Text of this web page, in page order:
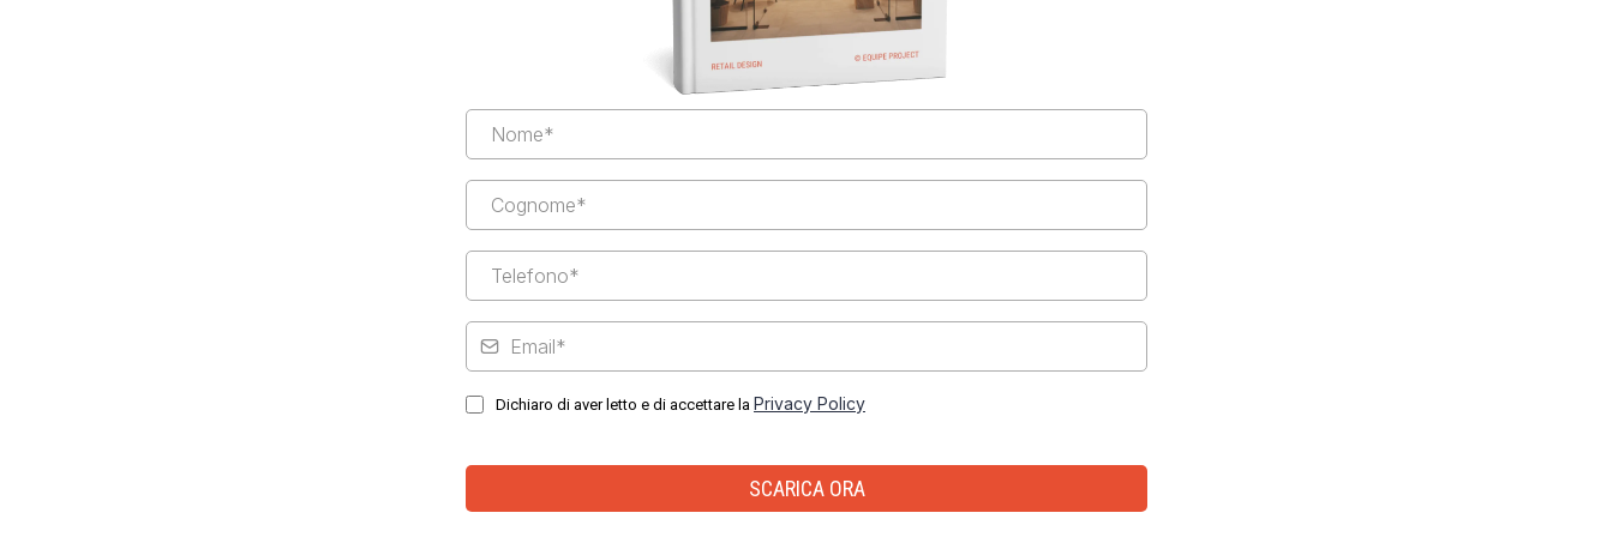
Dichiaro di aver letto e di accettare la Privacy Policy
SCARICA ORA